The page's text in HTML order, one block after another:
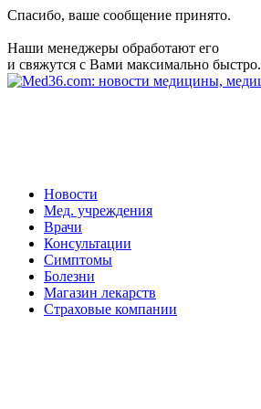
Спасибо, ваше сообщение принято.
Наши менеджеры обработают его
и свяжутся с Вами максимально быстро.
Новости
Мед. учреждения
Врачи
Консультации
Симптомы
Болезни
Магазин лекарств
Страховые компании